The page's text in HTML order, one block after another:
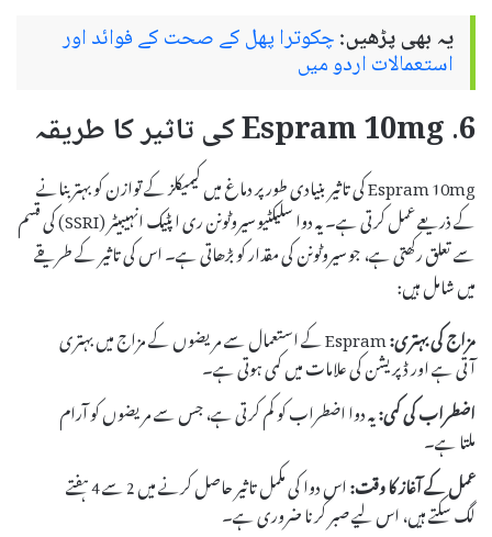
یہ بھی پڑھیں:چکوترا پھل کے صحت کے فوائد اور
استعمالات اردو میں
6. Espram 10mg کی تاثیر کا طریقہ
Espram 10mg کی تاثیر بنیادی طور پر دماغ میں کیمیکلز کے توازن کو بہتر بنانے
کے ذریعے عمل کرتی ہے۔ یہ دوا سلیکٹیو سیروٹونن ری اپٹیک انہیبیٹر (SSRI) کی قسم
سے تعلق رکھتی ہے، جو سیروٹونن کی مقدار کو بڑھاتی ہے۔ اس کی تاثیر کے طریقے
میں شامل ہیں:
مزاج کی بہتری:
Espram کے استعمال سے مریضوں کے مزاج میں بہتری
آتی ہے اور ڈپریشن کی علامات میں کمی ہوتی ہے۔
اضطراب کی کمی:یہ دوا اضطراب کو کم کرتی ہے، جس سے مریضوں کو آرام
ملتا ہے۔
عمل کے آغاز کا وقت:
اس دوا کی مکمل تاثیر حاصل کرنے میں 2 سے 4 ہفتے
لگ سکتے ہیں، اس لیے صبر کرنا ضروری ہے۔